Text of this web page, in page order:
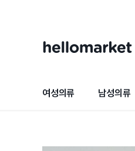
여성의류 남성의류